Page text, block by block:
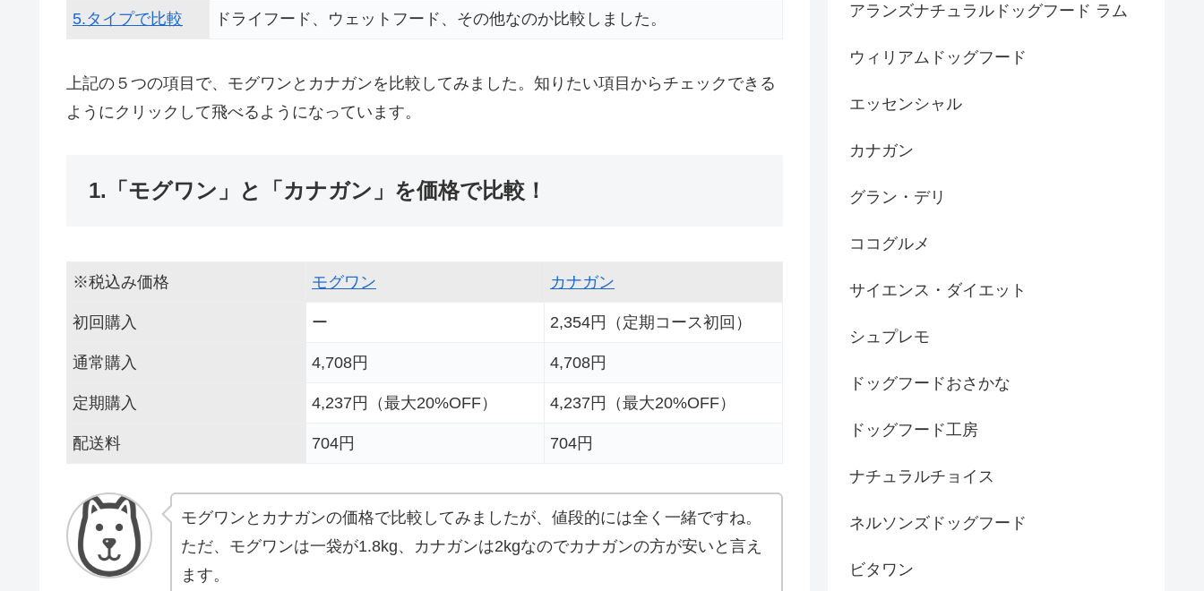
5.タイプで比較 ドライフード、ウェットフード、その他なのか比較しました。
上記の５つの項目で、モグワンとカナガンを比較してみました。知りたい項目からチェックできる
ようにクリックして飛べるようになっています。
1.「モグワン」と「カナガン」を価格で比較！
※税込み価格 モグワン カナガン
初回購入 ー 2,354円（定期コース初回）
通常購入 4,708円 4,708円
定期購入 4,237円（最大20%OFF） 4,237円（最大20%OFF）
配送料 704円 704円
モグワンとカナガンの価格で比較してみましたが、値段的には全く一緒ですね。
ただ、モグワンは一袋が1.8kg、カナガンは2kgなのでカナガンの方が安いと言え
ます。
アランズナチュラルドッグフード ラム
ウィリアムドッグフード
エッセンシャル
カナガン
グラン・デリ
ココグルメ
サイエンス・ダイエット
シュプレモ
ドッグフードおさかな
ドッグフード工房
ナチュラルチョイス
ネルソンズドッグフード
ビタワン